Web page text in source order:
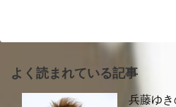
よく読まれている記事
兵藤ゆ